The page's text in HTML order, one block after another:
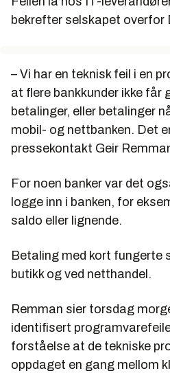
bekrefter selskapet overfor
– Vi har en teknisk feil i en
at flere bankkunder ikke får
betalinger, eller betalinger
mobil- og nettbanken. Det
pressekontakt Geir
For noen banker var det
logge inn i banken, for
saldo eller lignende.
Betaling med kort fungerte
butikk og ved netthandel.
Remman sier torsdag
identifisert
forståelse at de tekniske
oppdaget en gang mellom